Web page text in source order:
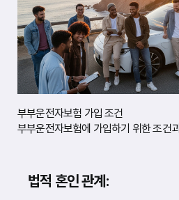
확
장
된
형
태
입
니
다
.
부부운전자보험 가입 조건
부부운전자보험에 가입하기 위한 조건
법적 혼인 관계: